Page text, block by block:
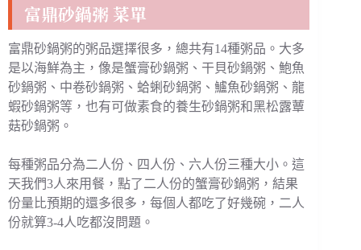
富鼎砂鍋粥 菜單
富鼎砂鍋粥的粥品選擇很多，總共有14種粥品。大多
是以海鮮為主，像是蟹膏砂鍋粥、干貝砂鍋粥、鮑魚
砂鍋粥、中卷砂鍋粥、蛤蜊砂鍋粥、鱸魚砂鍋粥、龍
蝦砂鍋粥等，也有可做素食的養生砂鍋粥和黑松露蕈
菇砂鍋粥。
每種粥品分為二人份、四人份、六人份三種大小。這
天我們3人來用餐，點了二人份的蟹膏砂鍋粥，結果
份量比預期的還多很多，每個人都吃了好幾碗，二人
份就算3-4人吃都沒問題。